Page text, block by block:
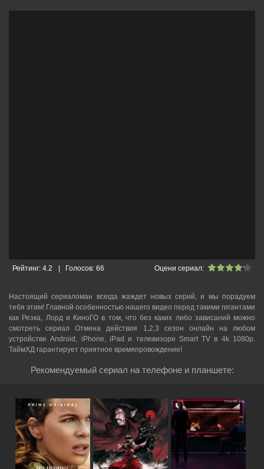
Оцени сериал:
Рейтинг: 4.2 Голосов:66
Настоящий сериаломан всегда жаждет новых серий, и мы порадуем
тебя этим! Главной особенностью нашего видео перед такими гигантами
как Резка, Лорд и КиноГО в том, что без каких либо зависаний можно
смотреть cериал Отмена действия 1,2,3 сезон онлайн на любом
устройстве Android, iPhone, iPad и телевизоре Smart TV в 4k 1080p.
ТаймХД гарантирует приятное времяпровождение!
Рекомендуемый сериал на телефоне и планшете: